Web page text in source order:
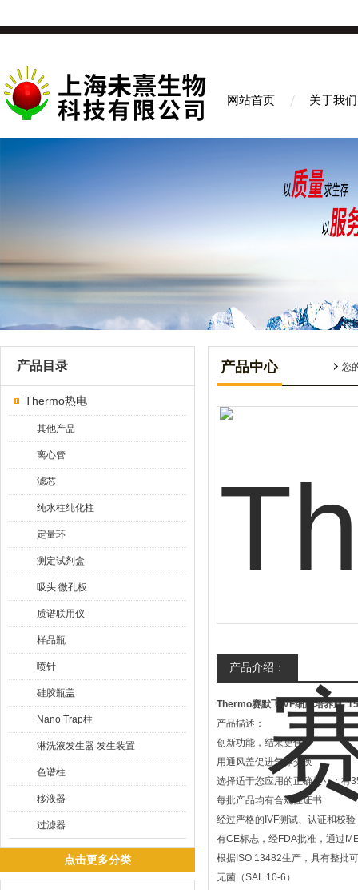
网站首页 关于我们
产品目录
Thermo热电
其他产品
离心管
滤芯
纯水柱纯化柱
定量环
测定试剂盒
吸头 微孔板
质谱联用仪
样品瓶
喷针
硅胶瓶盖
Nano Trap柱
淋洗液发生器 发生装置
色谱柱
移液器
过滤器
点击更多分类
产品中心 您
产品介绍：
Thermo赛默飞IVF细胞培养皿
产品描述：
创新功能，结果更佳：
用通风盖促进气体交换
选择适于您应用的正确尺寸：有
每批产品均有合规性证书
经过严格的IVF测试、认证和校验
有CE标志，经FDA批准，通过
根据ISO 13482生产，具有整批
无菌（SAL 10-6）